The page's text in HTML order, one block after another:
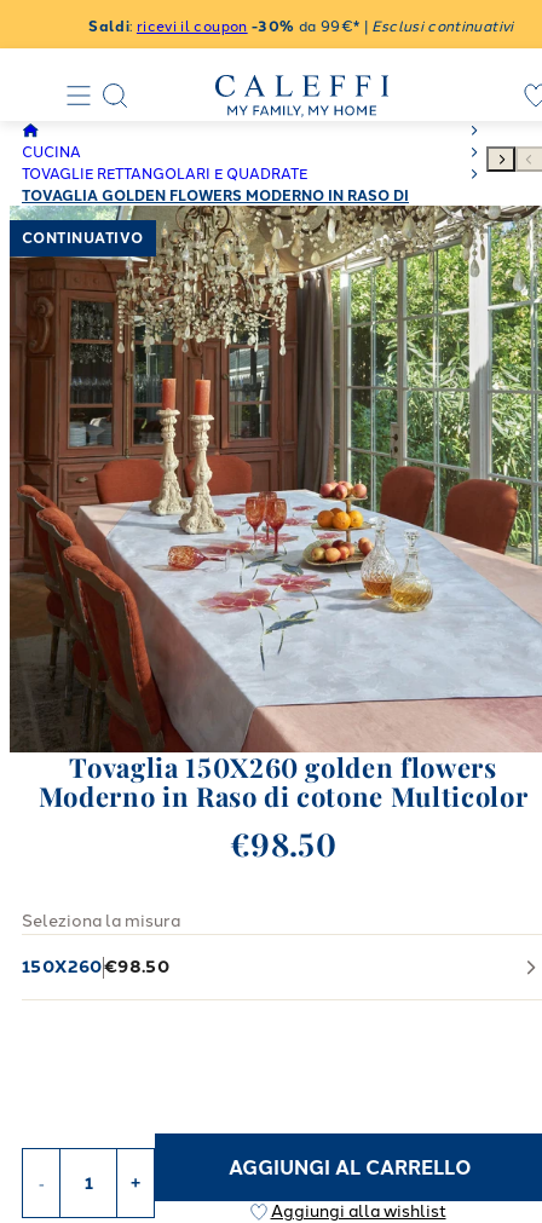
Saldi: ricevi il coupon -30% da 99€* | Esclusi continuativi
CUCINA
TOVAGLIE RETTANGOLARI E QUADRATE
TOVAGLIA GOLDEN FLOWERS MODERNO IN RASO DI
COTONE OLIVA
CONTINUATIVO
Tovaglia 150X260 golden flowers
Moderno in Raso di cotone Multicolor
€98.50
Seleziona la misura
150X260€98.50
- +
AGGIUNGI AL CARRELLO
Aggiungi alla wishlist